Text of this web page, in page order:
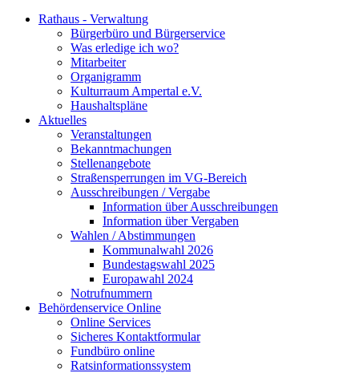
Rathaus - Verwaltung
Bürgerbüro und Bürgerservice
Was erledige ich wo?
Mitarbeiter
Organigramm
Kulturraum Ampertal e.V.
Haushaltspläne
Aktuelles
Veranstaltungen
Bekanntmachungen
Stellenangebote
Straßensperrungen im VG-Bereich
Ausschreibungen / Vergabe
Information über Ausschreibungen
Information über Vergaben
Wahlen / Abstimmungen
Kommunalwahl 2026
Bundestagswahl 2025
Europawahl 2024
Notrufnummern
Behördenservice Online
Online Services
Sicheres Kontaktformular
Fundbüro online
Ratsinformationssystem